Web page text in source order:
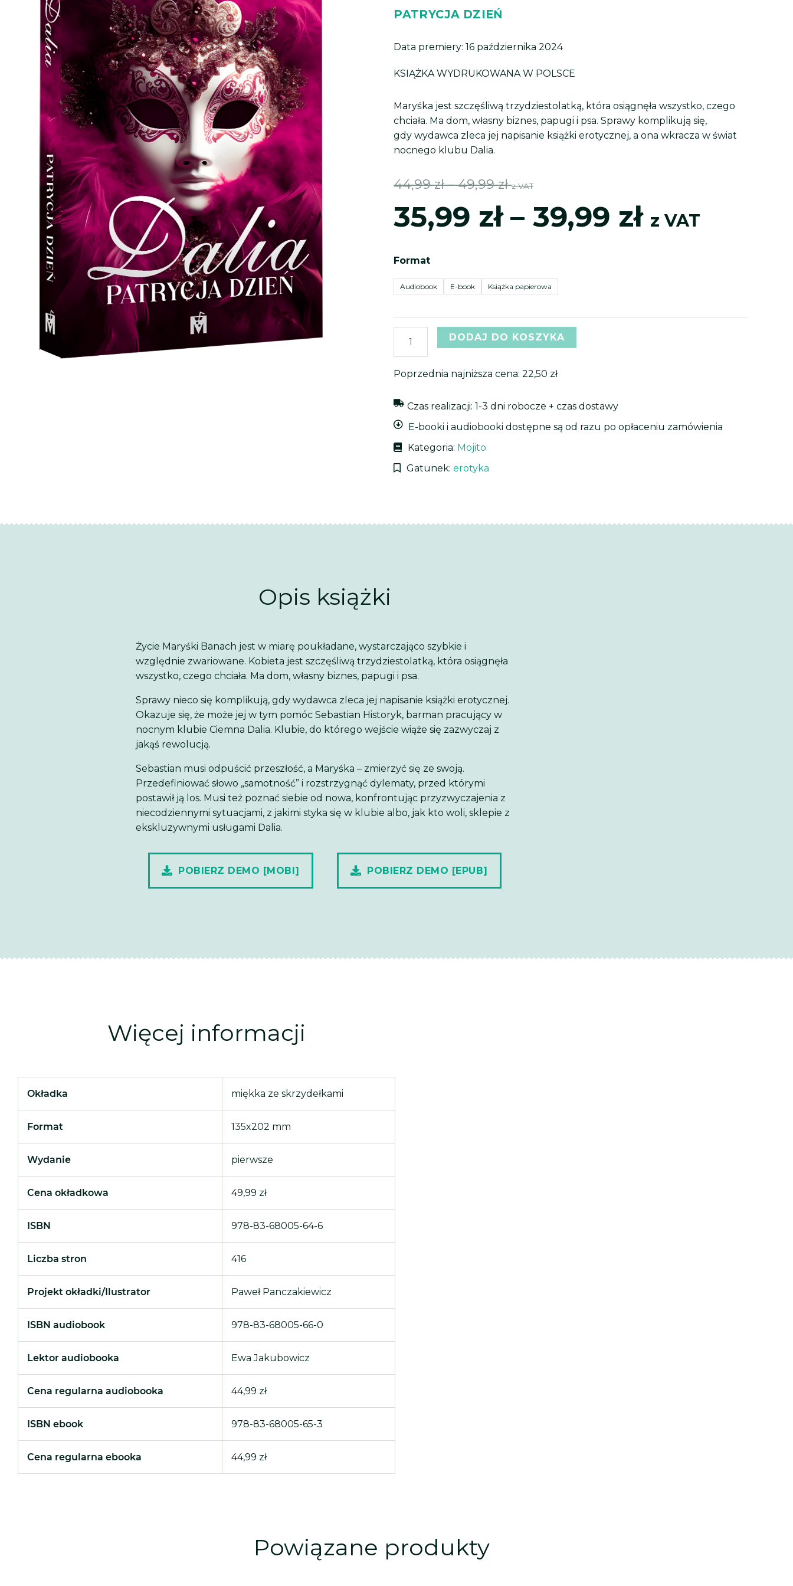
PATRYCJA DZIEŃ
Data premiery: 16 października 2024
KSIĄŻKAWYDRUKOWANAW POLSCE
Maryśka jest szczęśliwą trzydziestolatką, która osiągnęła wszystko, czego
chciała. Ma dom, własny biznes, papugi i psa. Sprawy komplikują się,
gdy wydawca zleca jej napisanie książki erotycznej, a ona wkracza w świat
nocnego klubu Dalia.
44,99zł – 49,99zł
cen:
49,99 zł
z VAT
35,99 zł – 39,99 złcen:
z VAT
Format
Audiobook E-book Książka papierowa
ilość
DODAJ DO KOSZYKA
Poprzednia najniższa cena:22,50 zł
Czas realizacji: 1-3 dni robocze + czas dostawy
E-booki i audiobooki dostępne są od razu po opłaceniu zamówienia
Kategoria: Mojito
Gatunek:erotyka
Opis książki
Życie Maryśki Banach jest w miarę poukładane, wystarczająco szybkie i
względnie zwariowane. Kobieta jest szczęśliwą trzydziestolatką, która osiągnęła
wszystko, czego chciała. Ma dom, własny biznes, papugi i psa.
Sprawy nieco się komplikują, gdy wydawca zleca jej napisanie książki erotycznej.
Okazuje się, że może jej w tym pomóc Sebastian Historyk, barman pracujący w
nocnym klubie Ciemna Dalia. Klubie, do którego wejście wiąże się zazwyczaj z
jakąś rewolucją.
Sebastian musi odpuścić przeszłość, a Maryśka – zmierzyć się ze swoją.
Przedefiniować słowo „samotność” i rozstrzygnąć dylematy, przed którymi
postawił ją los. Musi też poznać siebie od nowa, konfrontując przyzwyczajenia z
niecodziennymi sytuacjami, z jakimi styka się w klubie albo, jak kto woli, sklepie z
ekskluzywnymi usługami Dalia.
POBIERZ DEMO [MOBI] POBIERZ DEMO [EPUB]
Więcej informacji
Okładka miękka ze skrzydełkami
Format 135x202 mm
Wydanie pierwsze
Cena okładkowa 49,99 zł
ISBN 978-83-68005-64-6
Liczba stron 416
Projekt okładki/Ilustrator Paweł Panczakiewicz
ISBN audiobook 978-83-68005-66-0
Lektor audiobooka Ewa Jakubowicz
Cena regularna audiobooka 44,99 zł
ISBN ebook 978-83-68005-65-3
Cena regularna ebooka 44,99 zł
Powiązane produkty